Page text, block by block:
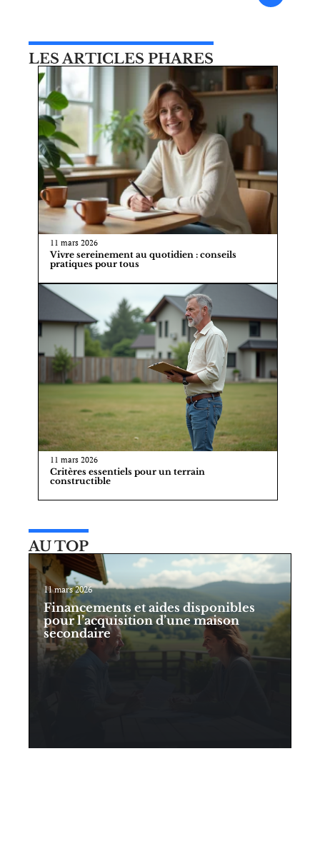
LES ARTICLES PHARES
11 mars 2026
Vivre sereinement au quotidien : conseils
pratiques pour tous
11 mars 2026
Critères essentiels pour un terrain
constructible
AU TOP
11 mars 2026
Financements et aides disponibles
pour l’acquisition d’une maison
secondaire